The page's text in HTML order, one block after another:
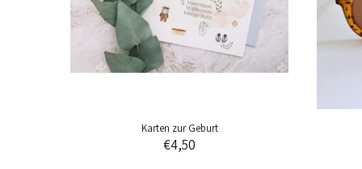
Sonnenbrillen (Kids&Adult)
€26,90